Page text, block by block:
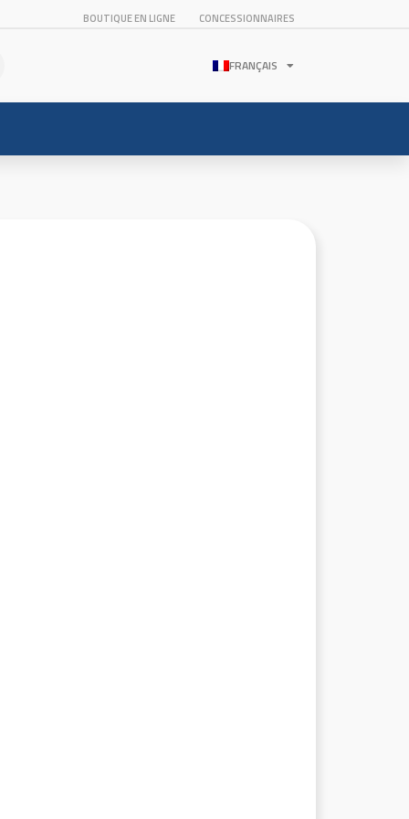
BOUTIQUE EN LIGNE CONCESSIONNAIRES
FRANÇAIS